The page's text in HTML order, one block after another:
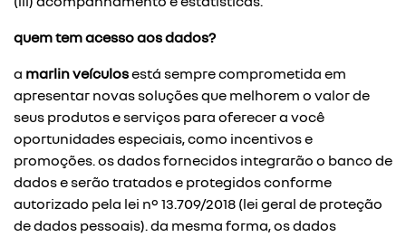
quem tem acesso aos dados?
a marlin veículosestá sempre comprometida em
apresentar novas soluções que melhorem o valor de
seus produtos e serviços para oferecer a você
oportunidades especiais, como incentivos e
promoções. os dados fornecidos integrarão o banco de
dados e serão tratados e protegidos conforme
autorizado pela lei nº 13.709/2018 (lei geral de proteção
de dados pessoais). da mesma forma, os dados